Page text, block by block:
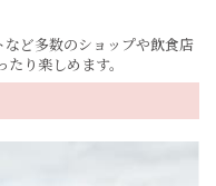
など多数のショップや飲食店
り楽しめます。